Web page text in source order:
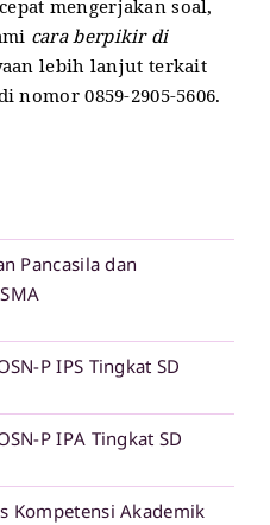
mengerjakan soal,
cara berpikir di
lebih lanjut terkait
0859-2905-5606.
Pancasila dan
P IPS Tingkat SD
P IPA Tingkat SD
Kompetensi Akademik